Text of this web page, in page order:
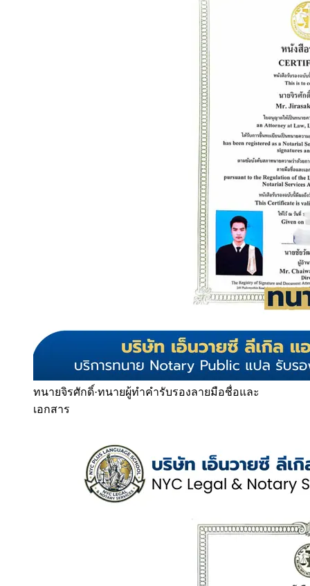
ทนายจิรศักดิ์·ทนายผู้ทำคำรับรองลายมือชื่อและ
เอกสาร